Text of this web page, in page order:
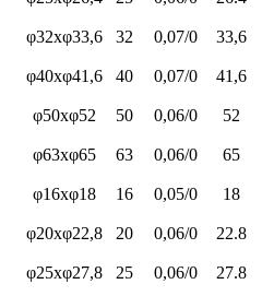
φ32xφ33,6
32 0,07/0 33,6
φ40xφ41,6
40 0,07/0 41,6
φ50xφ52
50 0,06/0 52
φ63xφ65
63 0,06/0 65
φ16xφ18
16 0,05/0 18
φ20xφ22,8
20 0,06/0 22.8
φ25xφ27,8
25 0,06/0 27.8